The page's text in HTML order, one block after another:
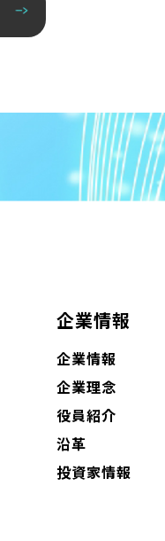
企業情報
企業情報
企業理念
役員紹介
沿革
投資家情報